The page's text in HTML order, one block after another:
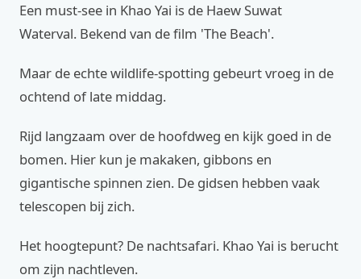
Een must-see in Khao Yai is de Haew Suwat
Waterval. Bekend van de film 'The Beach'.
Maar de echte wildlife-spotting gebeurt vroeg in de
ochtend of late middag.
Rijd langzaam over de hoofdweg en kijk goed in de
bomen. Hier kun je makaken, gibbons en
gigantische spinnen zien. De gidsen hebben vaak
telescopen bij zich.
Het hoogtepunt? De nachtsafari. Khao Yai is berucht
om zijn nachtleven.